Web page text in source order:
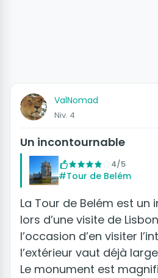
ValNomad
Niv. 4
Un incontournable
4/5
#Tour de Belém
La Tour de Belém est un
lors d’une visite de
l’occasion d’en visiter
l’extérieur vaut déjà
Le monument est